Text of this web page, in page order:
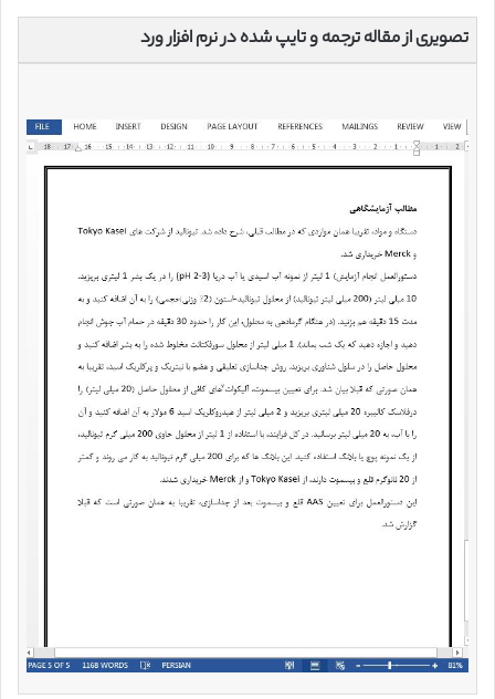
تصویری از مقاله ترجمه و تایپ شده در نرم افزار ورد